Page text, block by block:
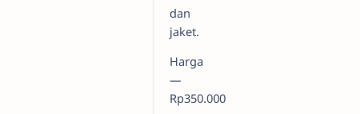
dan
jaket.
Harga
—
Rp350.000